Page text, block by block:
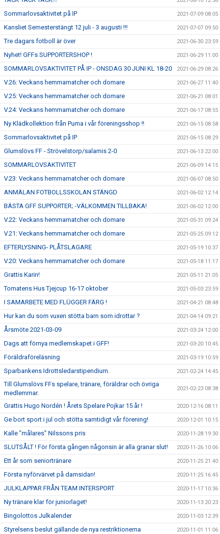
Sommarlovsaktivitet på IP 2021-07-09 08:05
Kansliet Semesterstängt 12 juli - 3 augusti !!! 2021-07-07 09:50
Tre dagars fotboll är över 2021-06-30 23:59
Nyhet! GFFs SUPPORTERSHOP ! 2021-06-29 11:00
SOMMARLOVSAKTIVITET PÅ IP - ONSDAG 30 JUNI KL 18-20 2021-06-29 08:26
V.26: Veckans hemmamatcher och domare 2021-06-27 11:40
V.25: Veckans hemmamatcher och domare 2021-06-21 08:01
V.24: Veckans hemmamatcher och domare 2021-06-17 08:55
Ny Klädkollektion från Puma i vår föreningsshop !! 2021-06-15 08:58
Sommarlovsaktivitet på IP 2021-06-15 08:29
Glumslövs FF - Strövelstorp/salamis 2-0 2021-06-13 22:00
SOMMARLOVSAKTIVITET 2021-06-09 14:15
V.23: Veckans hemmamatcher och domare 2021-06-07 08:50
ANMÄLAN FOTBOLLSSKOLAN STÄNGD 2021-06-02 12:14
BÄSTA GFF SUPPORTER; -VÄLKOMMEN TILLBAKA! 2021-06-02 12:00
V.22: Veckans hemmamatcher och domare 2021-05-31 09:24
V.21: Veckans hemmamatcher och domare 2021-05-25 09:12
EFTERLYSNING- PLÅTSLAGARE 2021-05-19 10:37
V.20: Veckans hemmamatcher och domare 2021-05-18 11:17
Grattis Karin! 2021-05-11 21:05
Tomatens Hus Tjejcup 16-17 oktober 2021-05-03 23:59
I SAMARBETE MED FLÜGGER FÄRG ! 2021-04-21 08:48
Hur kan du som vuxen stötta barn som idrottar ? 2021-04-14 09:21
Årsmöte 2021-03-09 2021-03-24 12:00
Dags att förnya medlemskapet i GFF! 2021-03-20 10:45
Föräldraföreläsning 2021-03-19 10:59
Sparbankens Idrottsledarstipendium. 2021-02-24 14:45
Till Glumslövs FFs spelare, tränare, föräldrar och övriga
medlemmar.
2021-02-23 08:38
Grattis Hugo Nordén ! Årets Spelare Pojkar 15 år ! 2020-12-16 08:11
Ge bort sport i jul och stötta samtidigt vår förening! 2020-12-01 10:15
Kalle "målares" Nilssons pris 2020-11-28 19:30
SLUTSÅLT ! För första gången någonsin är alla granar slut! 2020-11-26 10:06
Ett år som seniortränare 2020-11-25 21:40
Första nyförvärvet på damsidan! 2020-11-25 16:45
JULKLAPPAR FRÅN TEAM INTERSPORT 2020-11-17 10:36
Ny tränare klar för juniorlaget! 2020-11-13 20:23
Bingolottos Julkalender 2020-11-03 12:39
Styrelsens beslut gällande de nya restriktionerna 2020-11-01 11:06